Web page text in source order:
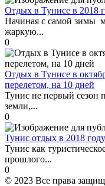
Отдых в Тунисе в 2018
Начиная с самой зимы
жаркую...
0
Отдых в Тунисе в
перелетом, на 10 дней
Тунис не первый сезон
земли,...
0
Тунис отдых в 2018
Тунис как
прошлого...
0
© 2023 Все права